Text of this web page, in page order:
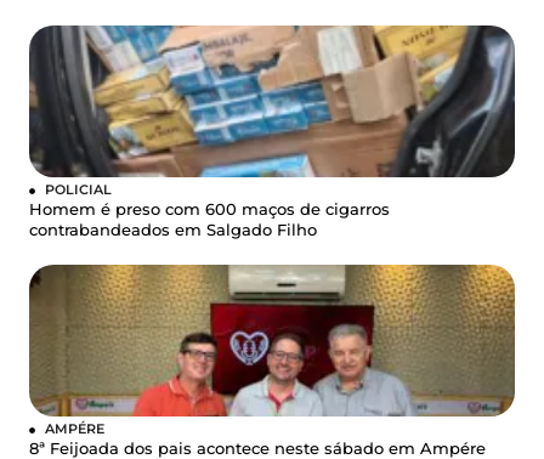
POLICIAL
Homem é preso com 600 maços de cigarros
contrabandeados em Salgado Filho
AMPÉRE
8ª Feijoada dos pais acontece neste sábado em Ampére